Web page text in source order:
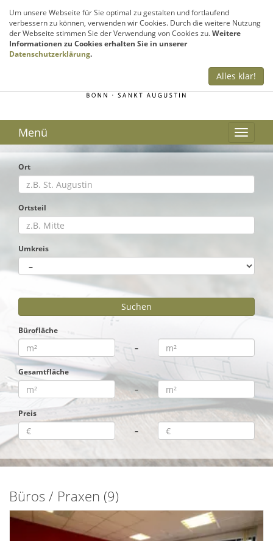
Sie haben Fragen? Rufen Sie uns an!
02241 – 999 300
Menü
Ort
Ortsteil
Umkreis
Bürofläche
–
Gesamtfläche
–
Preis
–
Büros / Praxen (9)
Um unsere Webseite für Sie optimal zu gestalten und fortlaufend
verbessern zu können, verwenden wir Cookies. Durch die weitere Nutzung
der Webseite stimmen Sie der Verwendung von Cookies zu.Weitere
Informationen zu Cookies erhalten Sie in unserer
Datenschutzerklärung.
Alles klar!